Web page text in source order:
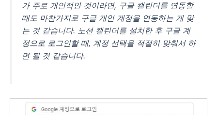
가 주로 개인적인 것이라면, 구글 캘린더를 연동할
때도 마찬가지로 구글 개인 계정을 연동하는 게 맞
는 것 같습니다. 노션 캘린더를 설치한 후 구글 계
정으로 로그인할 때, 계정 선택을 적절히 맞춰서 하
면 될 것 같습니다.